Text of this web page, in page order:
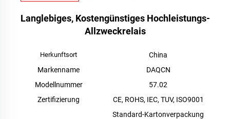
Langlebiges, Kostengünstiges Hochleistungs-
Allzweckrelais
Herkunftsort
China
Markenname
DAQCN
Modellnummer
57.02
Zertifizierung
CE, ROHS, IEC, TUV, ISO9001
Standard-Kartonverpackung